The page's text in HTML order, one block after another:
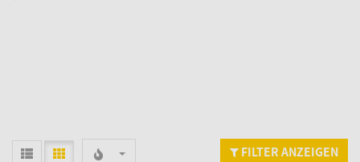
FILTER ANZEIGEN